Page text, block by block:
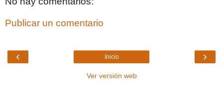
Publicar un comentario
‹ ›
Inicio
Ver versión web